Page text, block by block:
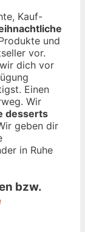
Kauf-
und
vor.
dich vor
Einen
Wir
desserts
geben dir
in Ruhe
bzw.